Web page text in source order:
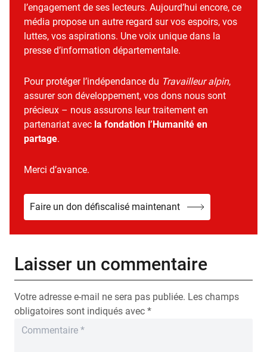
l’engagement de ses lecteurs. Aujourd’hui encore, ce
média propose un autre regard sur vos espoirs, vos
luttes, vos aspirations. Une voix unique dans la
presse d’information départementale.
Pour protéger l’indépendance du Travailleur alpin,
assurer son développement, vos dons nous sont
précieux – nous assurons leur traitement en
partenariat avec la fondation l’Humanité en
partage.
Merci d’avance.
Faire un don défiscalisé maintenant
Laisser un commentaire
Votre adresse e-mail ne sera pas publiée. Les champs
obligatoires sont indiqués avec *